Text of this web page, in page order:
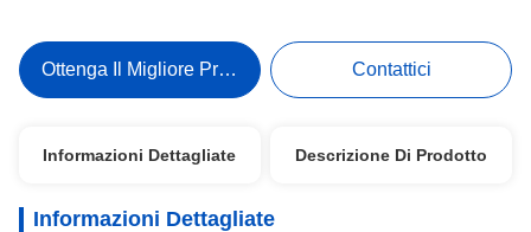
Ottenga Il Migliore Prezzo Contattici
Informazioni Dettagliate Descrizione Di Prodotto
Informazioni Dettagliate